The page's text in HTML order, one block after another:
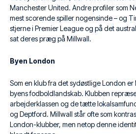
Manchester United. Andre profiler som
mest scorende spiller nogensinde – og
stjerne i Premier League og på det
sat deres præg på Millwall.
Byen London
Som en klub fra det sydøstlige London
byens fodboldlandskab. Klubben
arbejderklassen og de tætte
og Deptford. Millwall står ofte som
London-klubber, men netop denne